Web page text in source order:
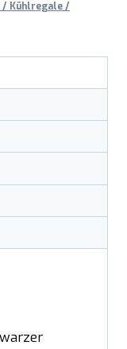
/ Kühlregale /